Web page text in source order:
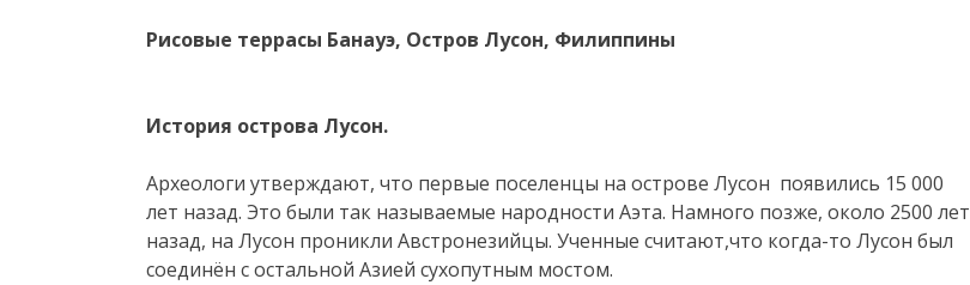
Рисовые террасы Банауэ, Остров Лусон, Филиппины
История острова Лусон.
Археологи утверждают, что первые поселенцы на острове Лусон появились 15 000
лет назад. Это были так называемые народности Аэта. Намного позже, около 2500 лет
назад, на Лусон проникли Австронезийцы. Ученные считают,что когда-то Лусон был
соединён с остальной Азией сухопутным мостом.